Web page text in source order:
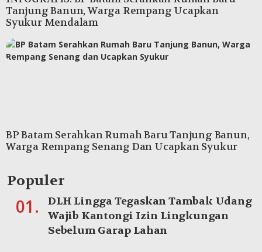
Tanjung Banun, Warga Rempang Ucapkan
Syukur Mendalam
BP Batam Serahkan Rumah Baru Tanjung Banun,
Warga Rempang Senang Dan Ucapkan Syukur
Populer
01.
DLH Lingga Tegaskan Tambak Udang
Wajib Kantongi Izin Lingkungan
Sebelum Garap Lahan